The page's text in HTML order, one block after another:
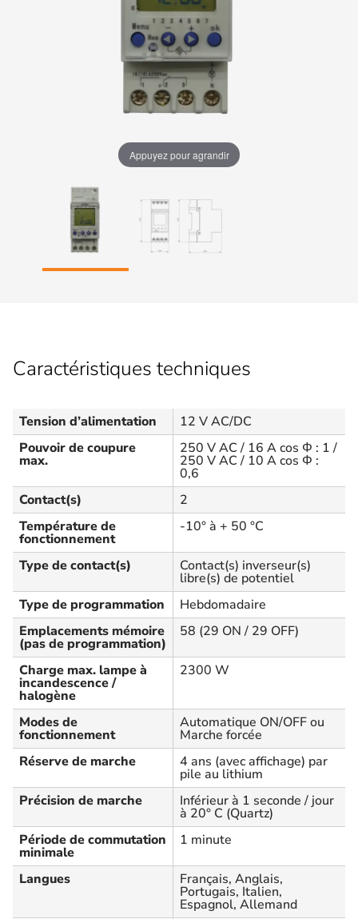
Appuyez pour agrandir
Caractéristiques techniques
Tension d’alimentation
12 V AC/DC
Pouvoir de coupure
max.
250 V AC / 16 A cos Φ : 1 /
250 V AC / 10 A cos Φ :
0,6
Contact(s)
2
Température de
fonctionnement
-10° à + 50 °C
Type de contact(s) Contact(s) inverseur(s)
libre(s) de potentiel
Type de programmation
Hebdomadaire
Emplacements mémoire
(pas de programmation)
58 (29 ON / 29 OFF)
Charge max. lampe à
incandescence /
halogène
2300 W
Modes de
fonctionnement
Automatique ON/OFF ou
Marche forcée
Réserve de marche
4 ans (avec affichage) par
pile au lithium
Précision de marche
Inférieur à 1 seconde / jour
à 20° C (Quartz)
Période de commutation
minimale
1 minute
Langues Français, Anglais,
Portugais, Italien,
Espagnol, Allemand